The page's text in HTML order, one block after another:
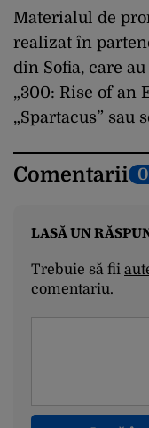
Materialul de
realizat în
din Sofia, care
„300: Rise of an
„Spartacus” sau
Comentarii 0
LASĂ UN
Trebuie să fii
comentariu.